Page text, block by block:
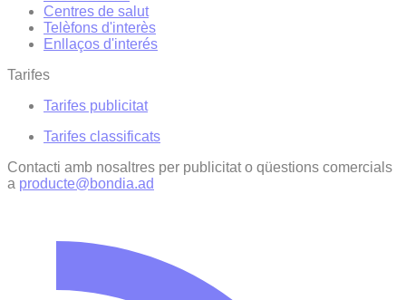
Centres de salut
Telèfons d'interès
Enllaços d'interés
Tarifes
Tarifes publicitat
Tarifes classificats
Contacti amb nosaltres per publicitat o qüestions comercials
a producte@bondia.ad